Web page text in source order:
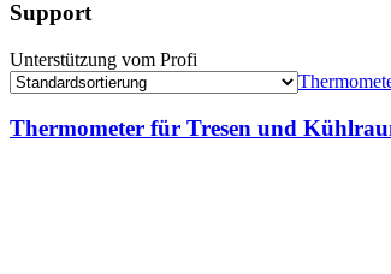
Support
Unterstützung vom Profi
Thermometer für Tresen und